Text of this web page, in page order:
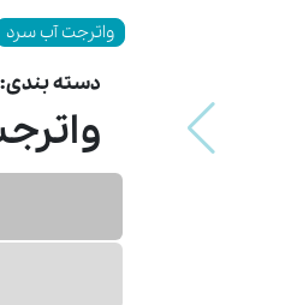
واترجت آب سرد
دسته بندی: